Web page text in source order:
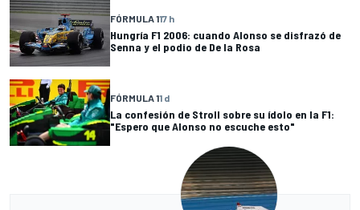
FÓRMULA 117 h
Hungría F1 2006: cuando Alonso se disfrazó de
Senna y el podio de De la Rosa
FÓRMULA 11 d
La confesión de Stroll sobre su ídolo en la F1:
"Espero que Alonso no escuche esto"